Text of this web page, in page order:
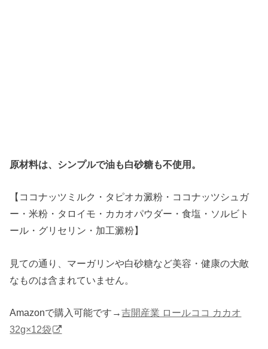
原材料は、シンプルで油も白砂糖も不使用。
【ココナッツミルク・タピオカ澱粉・ココナッツシュガ
ー・米粉・タロイモ・カカオパウダー・食塩・ソルビト
ール・グリセリン・加工澱粉】
見ての通り、マーガリンや白砂糖など美容・健康の大敵
なものは含まれていません。
Amazonで購入可能です→吉開産業 ロールココ カカオ
32g×12袋